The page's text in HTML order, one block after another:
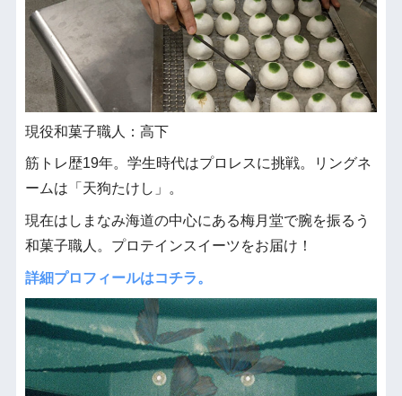
現役和菓子職人：高下
筋トレ歴19年。学生時代はプロレスに挑戦。リングネ
ームは「天狗たけし」。
現在はしまなみ海道の中心にある梅月堂で腕を振るう
和菓子職人。プロテインスイーツをお届け！
詳細プロフィールはコチラ。